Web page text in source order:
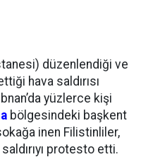
düzenlendiği ve
hava saldırısı
yüzlerce kişi
bölgesindeki başkent
inen Filistinliler,
protesto etti.